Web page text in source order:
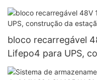
sistema solar
bloco recarregável
Lifepo4 para UPS,
telecomunicações